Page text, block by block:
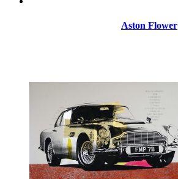
Aston Flower